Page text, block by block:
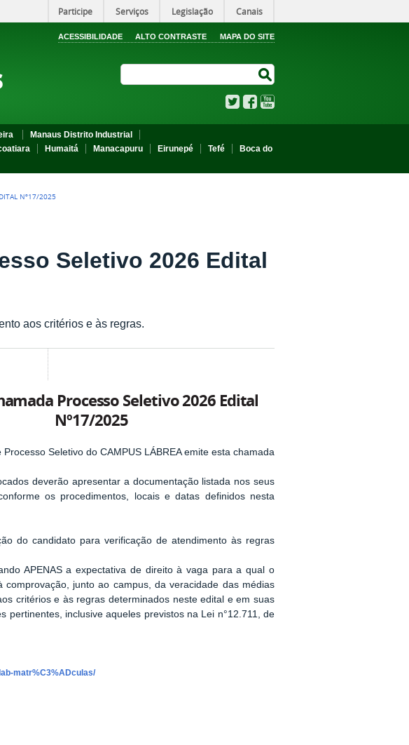
Participe Serviços Legislação Canais
ACESSIBILIDADE ALTO CONTRASTE MAPA DO SITE
TwitterFacebook
Manaus Distrito Industrial
Humaitá Manacapuru Eirunepé Tefé
Boca do
Nº17/2025
Seletivo 2026 Edital
aos critérios e às regras.
Processo Seletivo 2026 Edital
Nº17/2025
Processo Seletivo do CAMPUS LÁBREA emite esta chamada
deverão apresentar a documentação listada nos seus
os procedimentos, locais e datas definidos nesta
do candidato para verificação de atendimento às regras
APENAS a expectativa de direito à vaga para a qual o
junto ao campus, da veracidade das médias
critérios e às regras determinados neste edital e em suas
pertinentes, inclusive aqueles previstos na Lei n°12.711, de
matr%C3%ADculas/